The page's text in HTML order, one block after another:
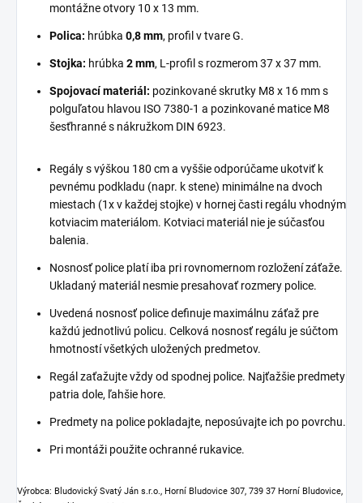
montážne otvory 10 x 13 mm.
Polica: hrúbka 0,8 mm, profil v tvare G.
Stojka: hrúbka 2 mm, L-profil s rozmerom 37 x 37 mm.
Spojovací materiál: pozinkované skrutky M8 x 16 mm s
polguľatou hlavou ISO 7380-1 a pozinkované matice M8
šesťhranné s nákružkom DIN 6923.
Regály s výškou 180 cm a vyššie odporúčame ukotviť k
pevnému podkladu (napr. k stene) minimálne na dvoch
miestach (1x v každej stojke) v hornej časti regálu vhodným
kotviacim materiálom. Kotviaci materiál nie je súčasťou
balenia.
Nosnosť police platí iba pri rovnomernom rozložení záťaže.
Ukladaný materiál nesmie presahovať rozmery police.
Uvedená nosnosť police definuje maximálnu záťaž pre
každú jednotlivú policu. Celková nosnosť regálu je súčtom
hmotností všetkých uložených predmetov.
Regál zaťažujte vždy od spodnej police. Najťažšie predmety
patria dole, ľahšie hore.
Predmety na police pokladajte, neposúvajte ich po povrchu.
Pri montáži použite ochranné rukavice.
Výrobca: Bludovický Svatý Ján s.r.o., Horní Bludovice 307, 739 37 Horní Bludovice,